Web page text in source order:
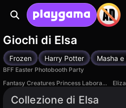
Giochi di Elsa
Frozen Harry Potter Masha e
BFF Easter Photobooth Party
Fantasy Creatures Princess Laboratory
Collezione di Elsa